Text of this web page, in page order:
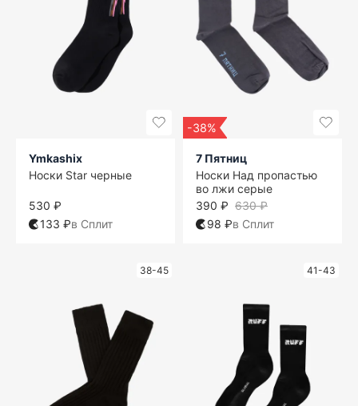
Ymkashix
Носки Star черные
530 ₽
133 ₽в Сплит
-38%
7 Пятниц
Носки Над пропастью
во лжи серые
630 ₽
390 ₽
98 ₽в Сплит
38-45 41-43